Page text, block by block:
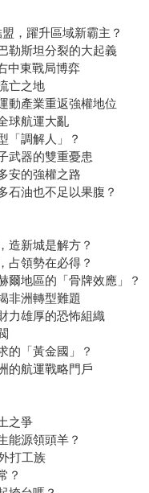
，躍升區域新霸主？
勒斯坦分裂的大起義
中東戰局博弈
亡之地
動產業重返強權地位
球航運大亂
「調解人」？
武器的雙重憂患
安的強權之路
油也不足以果腹？
造新城是解方？
占領勢在必得？
地區的「骨牌效應」？
非洲轉型難題
力雄厚的恐怖組織
的「黃金國」？
的航運戰略門戶
之爭
能源領頭羊？
打工族
？